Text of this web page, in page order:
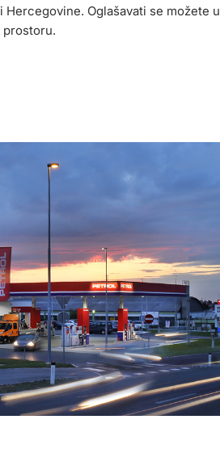
Hercegovine. Oglašavati se možete u
prostoru.